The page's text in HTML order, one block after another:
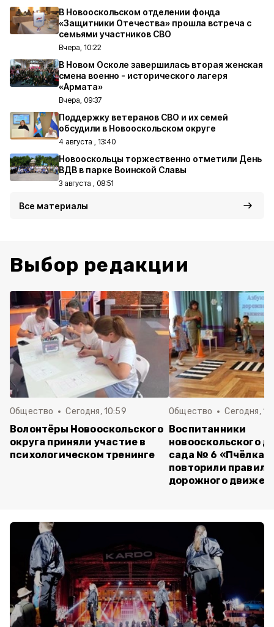
В Новооскольском отделении фонда
«Защитники Отечества» прошла встреча с
семьями участников СВО
Вчера, 10:22
В Новом Осколе завершилась вторая женская
смена военно - исторического лагеря
«Армата»
Вчера, 09:37
Поддержку ветеранов СВО и их семей
обсудили в Новооскольском округе
4 августа , 13:40
Новооскольцы торжественно отметили День
ВДВ в парке Воинской Славы
3 августа , 08:51
Все материалы
Выбор редакции
Общество Сегодня, 10:59
Волонтёры Новооскольского
округа приняли участие в
психологическом тренинге
Общество Сегодня,
Воспитанники
новооскольского
сада № 6 «Пчёлка»
повторили правила
дорожного